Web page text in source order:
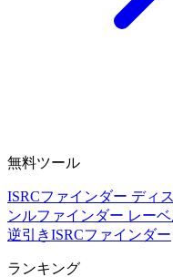
無料ツール
ISRCファインダー ディ
ンルファインダー レー
逆引きISRCファインダー
ランキング